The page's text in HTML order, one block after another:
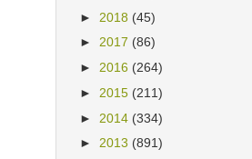
► 2018 (45)
► 2017 (86)
► 2016 (264)
► 2015 (211)
► 2014 (334)
► 2013 (891)